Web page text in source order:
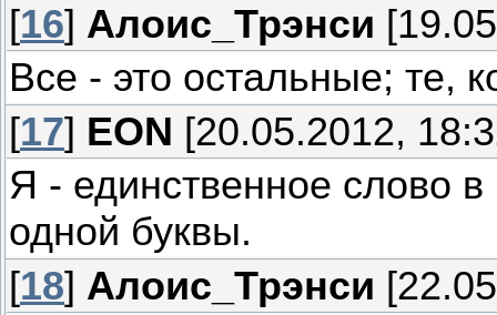
[16] Алоис_Трэнси
Все - это остальные; те,
[17] EON [20.05.2012,
Я - единственное слово
одной буквы.
[18] Алоис_Трэнси